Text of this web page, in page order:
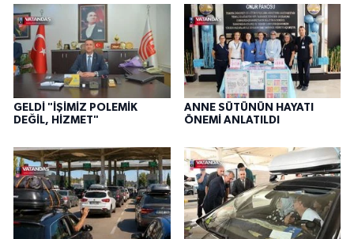
GELDİ "İŞİMİZ POLEMİK
DEĞİL, HİZMET"
ANNE SÜTÜNÜN HAYATI
ÖNEMİ ANLATILDI